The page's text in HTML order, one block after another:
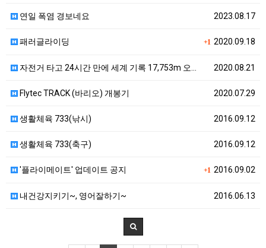
2023.08.17
연일 폭염 경보네요
+1 2020.09.18
패러글라이딩
2020.08.21
자전거 타고 24시간 만에 세계 기록 17,753m 오…
2020.07.29
Flytec TRACK (바리오) 개봉기
2016.09.12
생활체육 733(낚시)
2016.09.12
생활체육 733(축구)
+1 2016.09.02
'플라이메이트' 업데이트 공지
2016.06.13
내건강지키기~, 영어잘하기~